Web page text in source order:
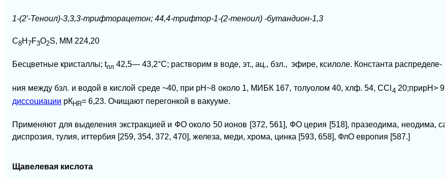
1-(2′-Теноил)-3,3,3-трифторацетон; 44,4-трифтор-1-(2-теноил) -бутандион-1,3
C8H 7F3O2S, ММ 224,20
Бесцветные кристаллы; tпл 42,5— 43,2°С; растворим в воде, эт., ац., бзл., эфире, ксилоле. Константа распределе-
ния между бзл. и водой в кислой среде ~40, при рН~8 около 1, МИБК 167, толуолом 40, хлф. 54, ССl 4 20;прирН>
диссоциации рКHR= 6,23. Очищают перегонкой в вакууме.
Применяют для выделения экстракцией и ФО около 50 ионов [372, 561], ФО церия [518], празеодима, неодима,
диспрозия, тулия, иттербия [259, 354, 372, 470], железа, меди, хрома, цинка [593, 658], ФлО европия [587.]
Щавелевая кислота